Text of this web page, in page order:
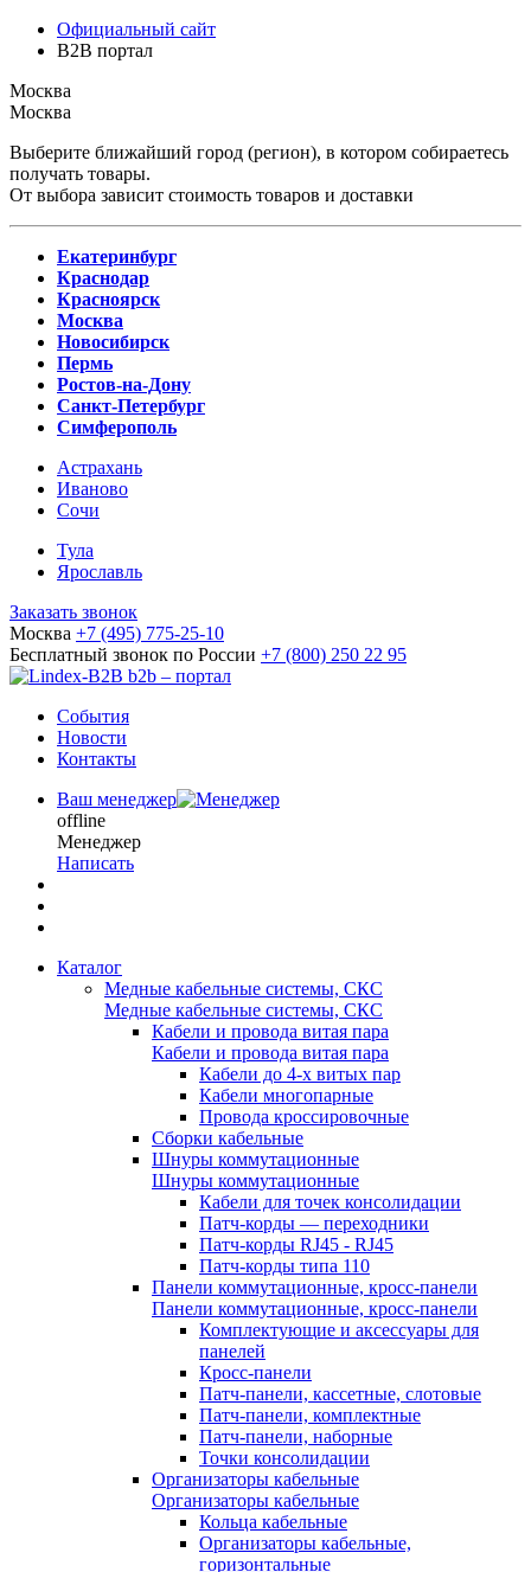
Официальный сайт
B2B портал
Москва
Москва
Выберите ближайший город (регион), в котором собираетесь
получать товары.
От выбора зависит стоимость товаров и доставки
Екатеринбург
Краснодар
Красноярск
Москва
Новосибирск
Пермь
Ростов-на-Дону
Санкт-Петербург
Симферополь
Астрахань
Иваново
Сочи
Тула
Ярославль
Заказать звонок
Москва +7 (495) 775-25-10
Бесплатный звонок по России +7 (800) 250 22 95
b2b – портал
События
Новости
Контакты
Ваш менеджер
offline
Менеджер
Написать
Каталог
Медные кабельные системы, СКС
Медные кабельные системы, СКС
Кабели и провода витая пара
Кабели и провода витая пара
Кабели до 4-х витых пар
Кабели многопарные
Провода кроссировочные
Сборки кабельные
Шнуры коммутационные
Шнуры коммутационные
Кабели для точек консолидации
Патч-корды — переходники
Патч-корды RJ45 - RJ45
Патч-корды типа 110
Панели коммутационные, кросс-панели
Панели коммутационные, кросс-панели
Комплектующие и аксессуары для
панелей
Кросс-панели
Патч-панели, кассетные, слотовые
Патч-панели, комплектные
Патч-панели, наборные
Точки консолидации
Организаторы кабельные
Организаторы кабельные
Кольца кабельные
Организаторы кабельные,
горизонтальные